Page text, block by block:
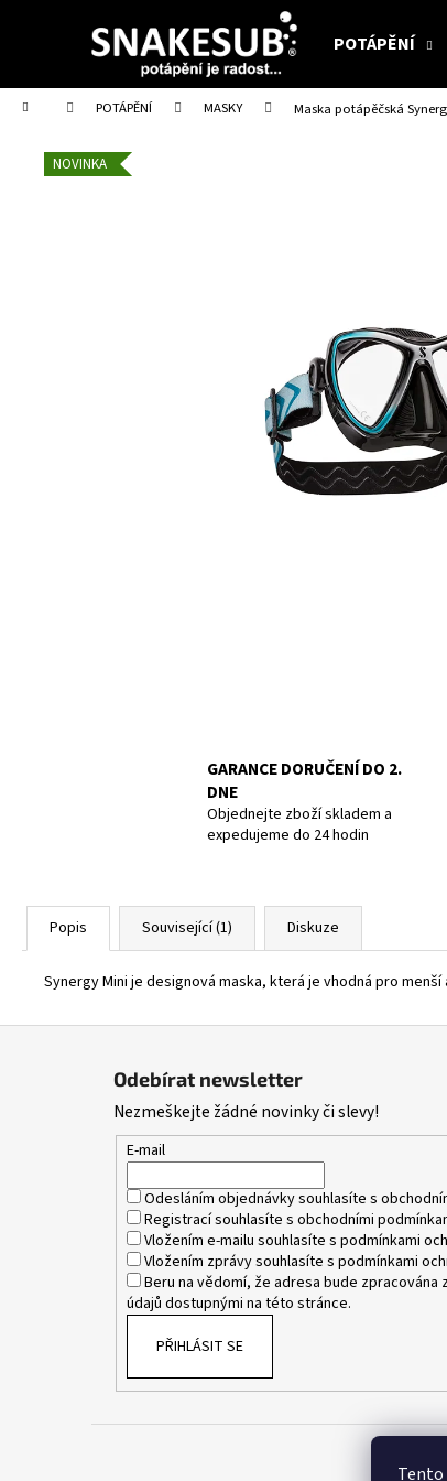
Tento
POTÁPĚNÍ
Domů POTÁPĚNÍ MASKY Maska potápěčská
NOVINKA
GARANCE DORUČENÍ DO 2.
DNE
Objednejte zboží skladem a
expedujeme do 24 hodin
Popis Související (1) Diskuze
Synergy Mini je designová maska, která je vhodná pro menší
í
Zpět
do
Zpět
do
POTÁPĚČSKÁ MASKA LARGE
Odebírat newsletter
Nezmeškejte žádné novinky či slevy!
E-mail
Odesláním objednávky souhlasíte s
Registrací souhlasíte s obchodními
Vložením e-mailu souhlasíte s podmínkami
Vložením zprávy souhlasíte s podmínkami
Beru na vědomí, že adresa bude
údajů dostupnými na této stránce.
PŘIHLÁSIT SE